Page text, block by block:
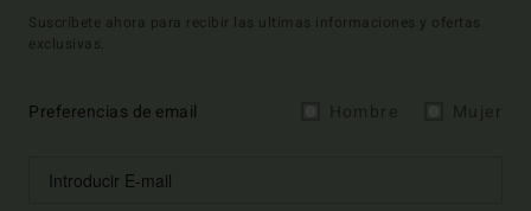
Suscríbete ahora para recibir las ultimas informaciones y ofertas
exclusivas.
Preferencias de email